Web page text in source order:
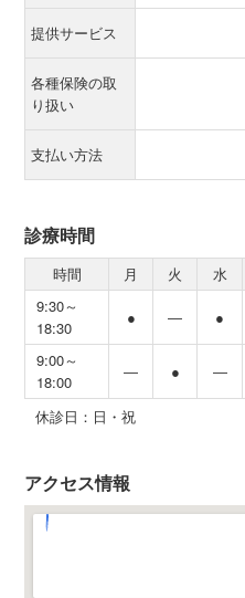
提供サービス
各種保険の取
り扱い
支払い方法
診療時間
時間 月 火 水
9:30～
18:30
● ― ●
9:00～
18:00
― ● ―
休診日：日・祝
アクセス情報